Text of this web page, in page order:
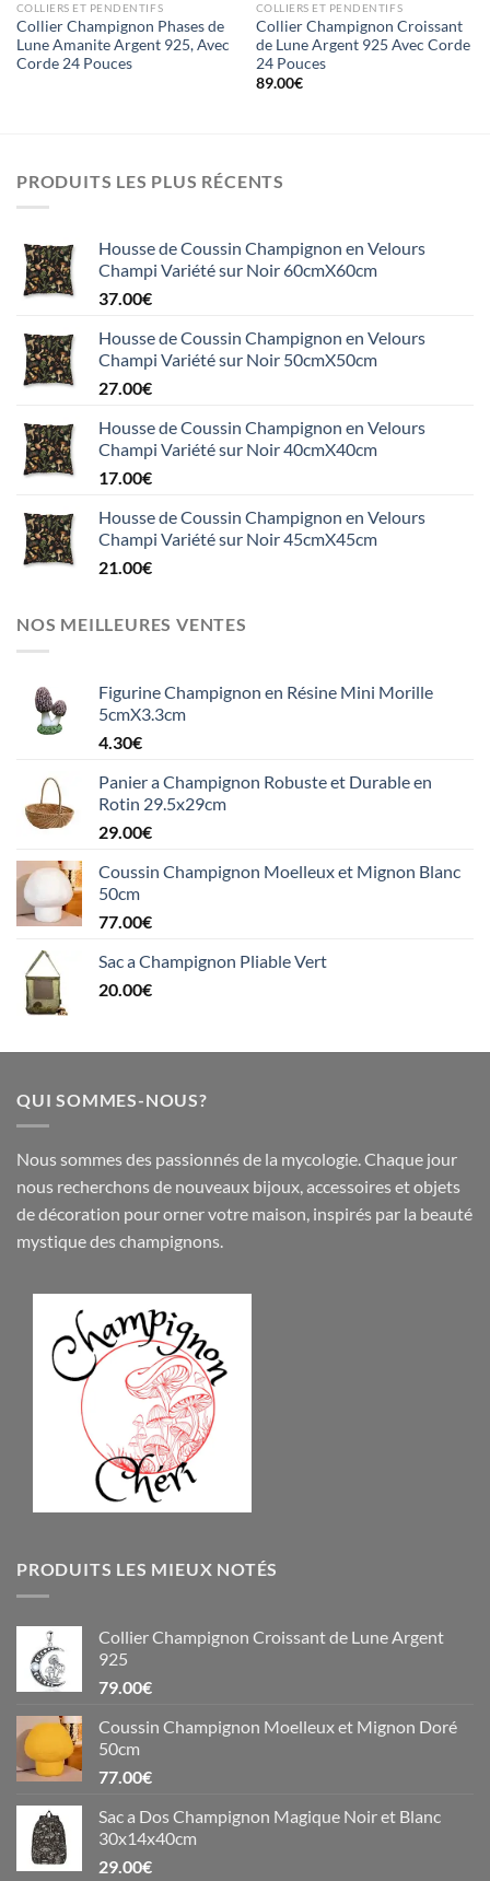
COLLIERS ET PENDENTIFS
Collier Champignon Phases de
Lune Amanite Argent 925, Avec
Corde 24 Pouces
COLLIERS ET PENDENTIFS
Collier Champignon Croissant
de Lune Argent 925 Avec Corde
24 Pouces
89.00€
PRODUITS LES PLUS RÉCENTS
Housse de Coussin Champignon en Velours
Champi Variété sur Noir 60cmX60cm
37.00€
Housse de Coussin Champignon en Velours
Champi Variété sur Noir 50cmX50cm
27.00€
Housse de Coussin Champignon en Velours
Champi Variété sur Noir 40cmX40cm
17.00€
Housse de Coussin Champignon en Velours
Champi Variété sur Noir 45cmX45cm
21.00€
NOS MEILLEURES VENTES
Figurine Champignon en Résine Mini Morille
5cmX3.3cm
4.30€
Panier a Champignon Robuste et Durable en
Rotin 29.5x29cm
29.00€
Coussin Champignon Moelleux et Mignon Blanc
50cm
77.00€
Sac a Champignon Pliable Vert
20.00€
QUI SOMMES-NOUS?
Nous sommes des passionnés de la mycologie. Chaque jour
nous recherchons de nouveaux bijoux,accessoireset objets
dedécoration pour orner votre maison, inspirés par la beauté
mystique des champignons.
PRODUITS LES MIEUX NOTÉS
Collier Champignon Croissant de Lune Argent
925
79.00€
Coussin Champignon Moelleux et Mignon Doré
50cm
77.00€
Sac a Dos Champignon Magique Noir et Blanc
30x14x40cm
29.00€